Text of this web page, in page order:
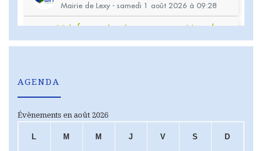
AGENDA
Évènements en août 2026
L LUNDIM MARDI
M MERCREDI
J JEUDIV VENDREDI
S SAMEDI
D